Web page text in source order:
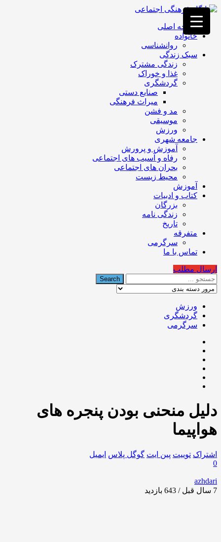
فصد
خون
غرب
تهران
خشکشویی
تصفیه
تهران
صفحه اصلی
خانواده
روانشناسی
سبک زندگی
زندگی مشترک
غذا و خوراک
گردشگری
صنایع دستی
میراث فرهنگی
مد و فشن
موسیقی
ورزش
جامعه شهری
آموزش و پرورش
رفاه و آسیب های اجتماعی
بحران های اجتماعی
محیط زیست
آموزش
کتاب و ادبیات
بزرگان
زندگی نامه
تاریخ
متفرقه
سرگرمی
تماس با ما
ارسال مطلب
ورزش
گردشگری
سرگرمی
دلیل منحنی بودن پنجره های
هواپیما
اشتراک توییت پین ایت گوگل‌ پلاس ایمیل
0
azhdari
7 سال قبل / 643
بازدید